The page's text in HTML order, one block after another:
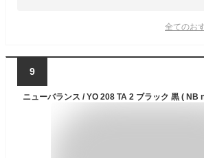
全てのお
9